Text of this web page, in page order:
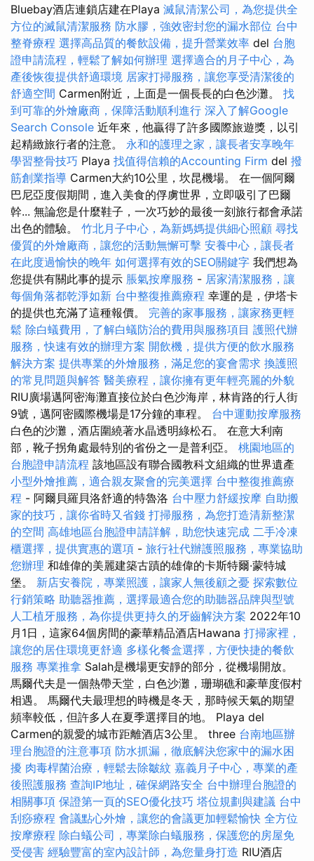
Bluebay酒店連鎖店建在Playa 滅鼠清潔公司，為您提供全
方位的滅鼠清潔服務 防水膠，強效密封您的漏水部位 台中
整脊療程 選擇高品質的餐飲設備，提升營業效率 del 台胞
證申請流程，輕鬆了解如何辦理 選擇適合的月子中心，為
產後恢復提供舒適環境 居家打掃服務，讓您享受清潔後的
舒適空間 Carmen附近，上面是一個長長的白色沙灘。 找
到可靠的外燴廠商，保障活動順利進行 深入了解Google
Search Console 近年來，他贏得了許多國際旅遊獎，以引
起精緻旅行者的注意。 永和的護理之家，讓長者安享晚年
學習整骨技巧 Playa 找值得信賴的Accounting Firm del 撥
筋創業指導 Carmen大約10公里，坎昆機場。 在一個阿爾
巴尼亞度假期間，進入美食的俘虜世界，立即吸引了巴爾
幹... 無論您是什麼鞋子，一次巧妙的最後一刻旅行都會承諾
出色的體驗。 竹北月子中心，為新媽媽提供細心照顧 尋找
優質的外燴廠商，讓您的活動無懈可擊 安養中心，讓長者
在此度過愉快的晚年 如何選擇有效的SEO關鍵字 我們想為
您提供有關此事的提示 脹氣按摩服務 - 居家清潔服務，讓
每個角落都乾淨如新 台中整復推薦療程 幸運的是，伊塔卡
的提供也充滿了這種報價。 完善的家事服務，讓家務更輕
鬆 除白蟻費用，了解白蟻防治的費用與服務項目 護照代辦
服務，快速有效的辦理方案 開飲機，提供方便的飲水服務
解決方案 提供專業的外燴服務，滿足您的宴會需求 換護照
的常見問題與解答 醫美療程，讓你擁有更年輕亮麗的外貌
RIU廣場邁阿密海灘直接位於白色沙海岸，林肯路的行人街
9號，邁阿密國際機場是17分鐘的車程。 台中運動按摩服務
白色的沙灘，酒店圍繞著水晶透明綠松石。 在意大利南
部，靴子拐角處最特別的省份之一是普利亞。 桃園地區的
台胞證申請流程 該地區設有聯合國教科文組織的世界遺產
小型外燴推薦，適合親友聚會的完美選擇 台中整復推薦療
程 - 阿爾貝羅貝洛舒適的特魯洛 台中壓力舒緩按摩 自助搬
家的技巧，讓你省時又省錢 打掃服務，為您打造清新整潔
的空間 高雄地區台胞證申請詳解，助您快速完成 二手冷凍
櫃選擇，提供實惠的選項 - 旅行社代辦護照服務，專業協助
您辦理 和雄偉的美麗建築古蹟的雄偉的卡斯特爾·蒙特城
堡。 新店安養院，專業照護，讓家人無後顧之憂 探索數位
行銷策略 助聽器推薦，選擇最適合您的助聽器品牌與型號
人工植牙服務，為你提供更持久的牙齒解決方案 2022年10
月1日，這家64個房間的豪華精品酒店Hawana 打掃家裡，
讓您的居住環境更舒適 多樣化餐盒選擇，方便快捷的餐飲
服務 專業推拿 Salah是機場更安靜的部分，從機場開放。
馬爾代夫是一個熱帶天堂，白色沙灘，珊瑚礁和豪華度假村
相遇。 馬爾代夫最理想的時機是冬天，那時候天氣的期望
頻率較低，但許多人在夏季選擇目的地。 Playa del
Carmen的親愛的城市距離酒店3公里。 three 台南地區辦
理台胞證的注意事項 防水抓漏，徹底解決您家中的漏水困
擾 肉毒桿菌治療，輕鬆去除皺紋 嘉義月子中心，專業的產
後照護服務 查詢IP地址，確保網路安全 台中辦理台胞證的
相關事項 保證第一頁的SEO優化技巧 塔位規劃與建議 台中
刮痧療程 會議點心外燴，讓您的會議更加輕鬆愉快 全方位
按摩療程 除白蟻公司，專業除白蟻服務，保護您的房屋免
受侵害 經驗豐富的室內設計師，為您量身打造 RIU酒店